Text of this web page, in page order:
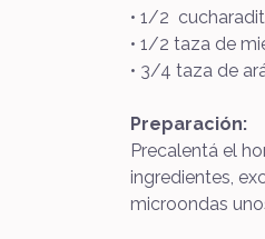
• 1/2
• 1/2 taza de
• 3/4 taza de
Preparación:
Precalentá el
ingredientes,
microondas